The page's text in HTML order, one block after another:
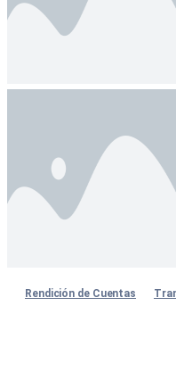
Rendición de Cuentas